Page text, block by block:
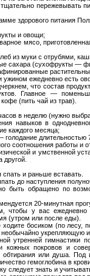
пережевывать
здорового питания
и овощи;
мясо,
из муки с отрубями,
сахара (сухофрукты —
ужином ежедневно есть
что состав
Главное —
(пить чай из трав).
в неделю (нужно
навыков в
каждого месяца;
голодание
соотношения работы и
и умственной
другой.
и раньше вставать.
до наступления
быть обращено по
20-минутная
чтобы у вас ежедневно
(утром или после еды).
босиком (по лесу,
укрепляющую
утренней гимнастики
кожных покровов и
или душа. Под
гемоглобина в
следует знать и